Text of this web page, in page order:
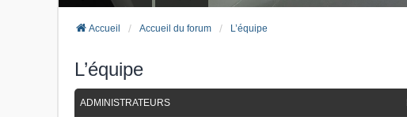
Accueil Accueil du forum L’équipe
L’équipe
ADMINISTRATEURS